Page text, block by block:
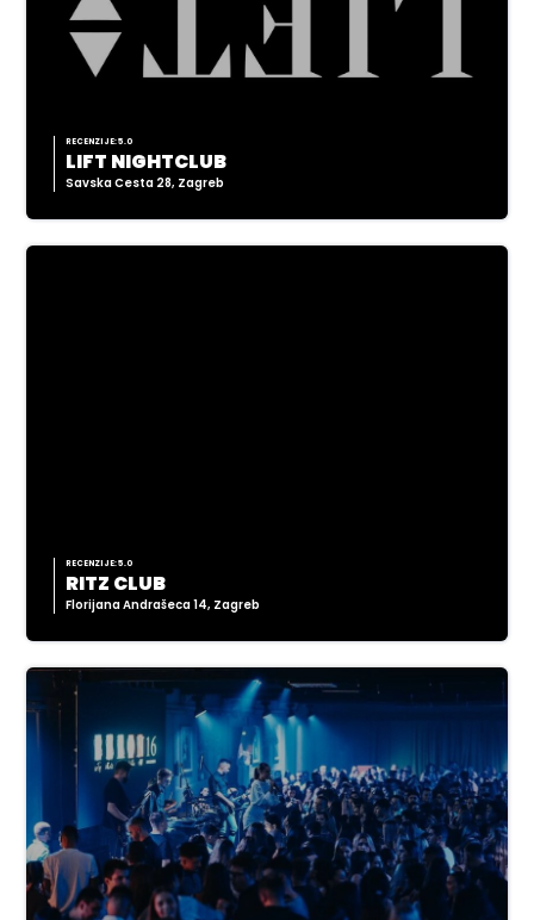
RECENZIJE: 5.0
LIFT NIGHTCLUB
Savska Cesta 28, Zagreb
RECENZIJE: 5.0
RITZ CLUB
Florijana Andrašeca 14, Zagreb